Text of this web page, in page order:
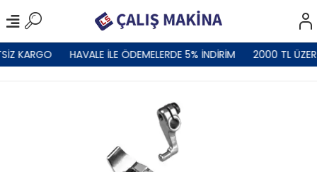
KARGO HAVALE İLE ÖDEMELERDE 5% İNDİRİM 2000 TL